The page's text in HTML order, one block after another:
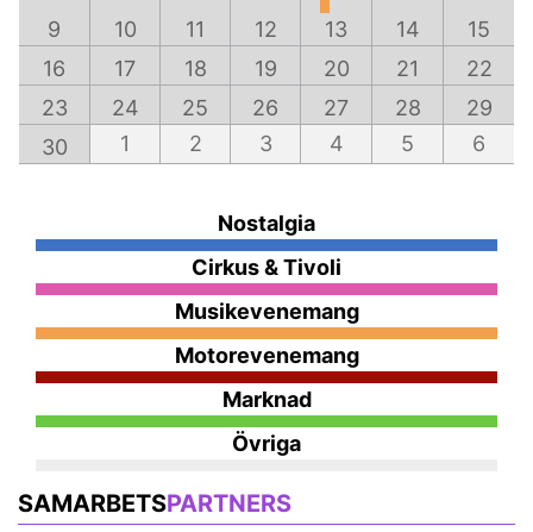
9 10 11 12 13 14
15
16
17 18 19 20 21
22
23
24 25 26 27 28
29
30
1 2 3 4 5 6
Nostalgia
Cirkus & Tivoli
Musikevenemang
Motorevenemang
Marknad
Övriga
SAMARBETSPARTNERS